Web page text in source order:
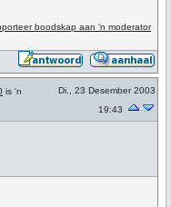
boodskap aan 'n moderator
is 'n
Di., 23 Desember 2003
19:43